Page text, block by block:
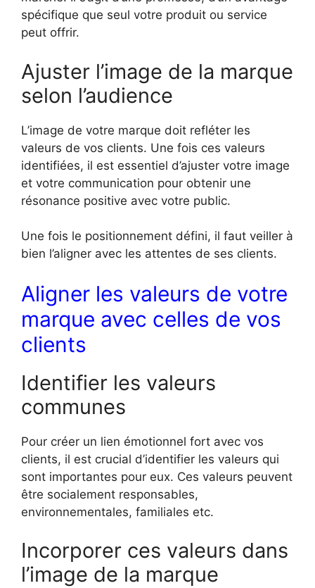
spécifique que seul votre produit ou service
peut offrir.
Ajuster l’image de la marque
selon l’audience
L’image de votre marque doit refléter les
valeurs de vos clients. Une fois ces valeurs
identifiées, il est essentiel d’ajuster votre image
et votre communication pour obtenir une
résonance positive avec votre public.
Une fois le positionnement défini, il faut veiller à
bien l’aligner avec les attentes de ses clients.
Aligner les valeurs de votre
marque avec celles de vos
clients
Identifier les valeurs
communes
Pour créer un lien émotionnel fort avec vos
clients, il est crucial d’identifier les valeurs qui
sont importantes pour eux. Ces valeurs peuvent
être socialement responsables,
environnementales, familiales etc.
Incorporer ces valeurs dans
l’image de la marque